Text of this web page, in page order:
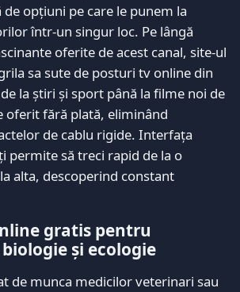
opțiuni pe care le punem la
într-un singur loc. Pe lângă
oferite de acest canal, site-ul
sa sute de posturi tv online din
la știri și sport până la filme noi de
oferit fără plată, eliminând
de cablu rigide. Interfața
permite să treci rapid de la o
alta, descoperind constant
gratis pentru
și ecologie
de munca medicilor veterinari sau